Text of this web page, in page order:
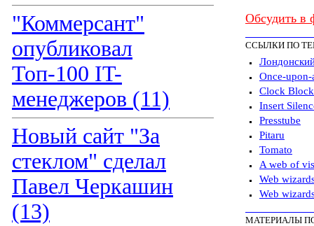
"Коммерсант"
опубликовал
Топ-100 IT-
менеджеров (11)
Новый сайт "За
стеклом" сделал
Павел Черкашин
(13)
Обсудить в
ССЫЛКИ ПО
Once-upon-
Clock Block
Insert
Presstube
Pitaru
Tomato
A web of
Web
Web
МАТЕРИАЛЫ